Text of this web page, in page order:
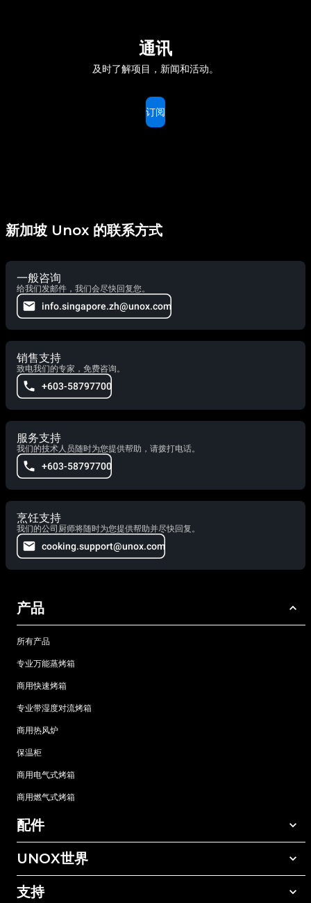
通讯
及时了解项目，新闻和活动。
订阅
新加坡 Unox 的联系方式
一般咨询
给我们发邮件，我们会尽快回复您。
info.singapore.zh@unox.com
销售支持
致电我们的专家，免费咨询。
+603-58797700
服务支持
我们的技术人员随时为您提供帮助，请拨打电话。
+603-58797700
烹饪支持
我们的公司厨师将随时为您提供帮助并尽快回复。
cooking.support@unox.com
产品
所有产品
专业万能蒸烤箱
商用快速烤箱
专业带湿度对流烤箱
商用热风炉
保温柜
商用电气式烤箱
商用燃气式烤箱
配件
所有配件
UNOX世界
我们在全球的办事处
支持